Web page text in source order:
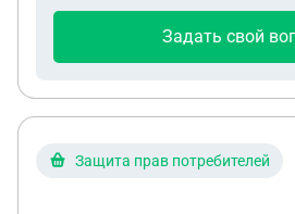
Задать свой
Защита прав потребителей